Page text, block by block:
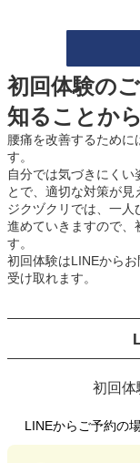
初回体験の
知ることから
腰痛を改善するため
す。
自分では気づきにくい
とで、適切な対策が見
ジクヅクリでは、一
進めていきますので、
す。
初回体験はLINEから
受け取れます。
初回
LINEからご予約の